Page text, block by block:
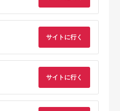
出典：楽天ふるさと納
税
沖縄県 糸満市
満市】しろくまツアー
5.0
寄付金額:200,000円
出典：さとふ
群馬県 桐生市
使えるゴルフ利用券
寄付金額:15,000
サイトに行く
サイトに行く